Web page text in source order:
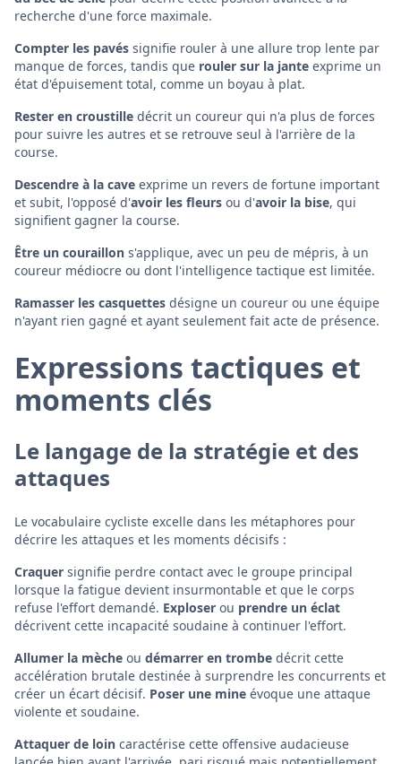
recherche d'une force maximale.
Compter les pavés signifie rouler à une allure trop lente par
manque de forces, tandis que rouler sur la jante exprime un
état d'épuisement total, comme un boyau à plat.
Rester en croustille décrit un coureur qui n'a plus de forces
pour suivre les autres et se retrouve seul à l'arrière de la
course.
Descendre à la cave exprime un revers de fortune important
et subit, l'opposé d'avoir les fleurs ou d'avoir la bise, qui
signifient gagner la course.
Être un couraillon s'applique, avec un peu de mépris, à un
coureur médiocre ou dont l'intelligence tactique est limitée.
Ramasser les casquettes désigne un coureur ou une équipe
n'ayant rien gagné et ayant seulement fait acte de présence.
Expressions tactiques et
moments clés
Le langage de la stratégie et des
attaques
Le vocabulaire cycliste excelle dans les métaphores pour
décrire les attaques et les moments décisifs :
Craquer signifie perdre contact avec le groupe principal
lorsque la fatigue devient insurmontable et que le corps
refuse l'effort demandé. Exploser ou prendre un éclat
décrivent cette incapacité soudaine à continuer l'effort.
Allumer la mèche ou démarrer en trombe décrit cette
accélération brutale destinée à surprendre les concurrents et
créer un écart décisif. Poser une mine évoque une attaque
violente et soudaine.
Attaquer de loin caractérise cette offensive audacieuse